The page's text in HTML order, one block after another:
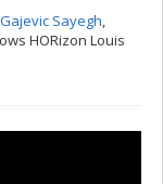
Sayegh,
HORizon Louis